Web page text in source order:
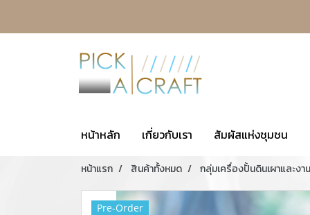
หน้าหลัก เกี่ยวกับเรา สัมผัสแห่งชุมชน
หน้าแรก สินค้าทั้งหมด กลุ่มเครื่องปั้นดินเผาและงา
Pre-Order